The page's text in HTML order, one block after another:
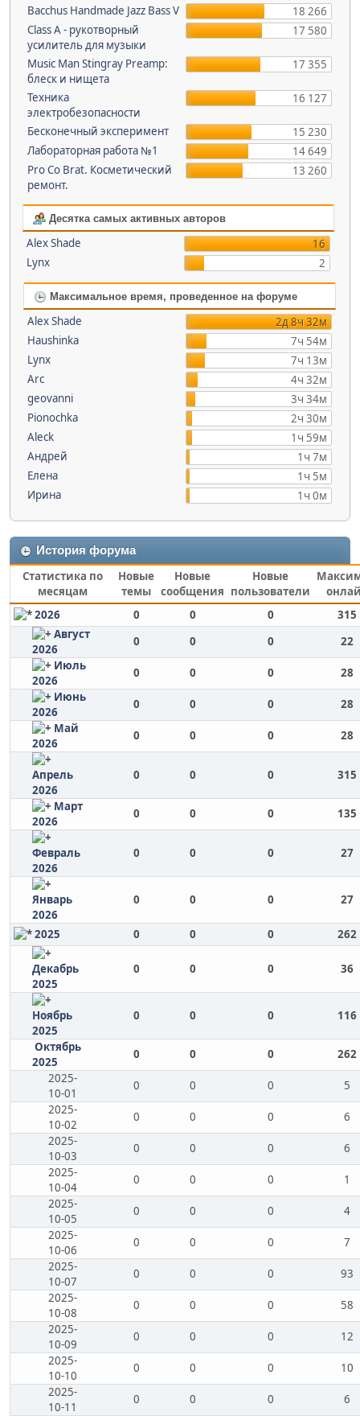
Bacchus Handmade Jazz Bass V
18 266
Class A - рукотворный
усилитель для музыки
17 580
Music Man Stingray Preamp:
блеск и нищета
17 355
Техника
электробезопасности
16 127
Бесконечный эксперимент
15 230
Лабораторная работа №1
14 649
Pro Co Brat. Косметический
ремонт.
13 260
Десятка самых активных авторов
Alex Shade
16
Lynx
2
Максимальное время, проведенное на форуме
Alex Shade
2д 8ч 32м
Haushinka
7ч 54м
Lynx
7ч 13м
Arc
4ч 32м
geovanni
3ч 34м
Pionochka
2ч 30м
Aleck
1ч 59м
Андрей
1ч 7м
Елена
1ч 5м
Ирина
1ч 0м
История форума
Статистика по
месяцам
Новые
темы
Новые
сообщения
Новые
пользователи
2026
0 0 0
315
Август
2026
0 0 0
22
Июль
2026
0 0 0
28
Июнь
2026
0 0 0
28
Май
2026
0 0 0 28
Апрель
2026
0 0 0 315
Март
2026
0 0 0 135
Февраль
2026
0 0 0 27
Январь
2026
0 0 0 27
2025 0 0 0 262
Декабрь
2025
0 0 0 36
Ноябрь
2025
0 0 0 116
Октябрь
2025
0 0 0
262
2025-
10-01
0 0 0
5
2025-
10-02
0 0 0
6
2025-
10-03
0 0 0
6
2025-
10-04
0 0 0
1
2025-
10-05
0 0 0
4
2025-
10-06
0 0 0
7
2025-
10-07
0 0 0
93
2025-
10-08
0 0 0
58
2025-
10-09
0 0 0
12
2025-
10-10
0 0 0
10
2025-
10-11
0 0 0 6